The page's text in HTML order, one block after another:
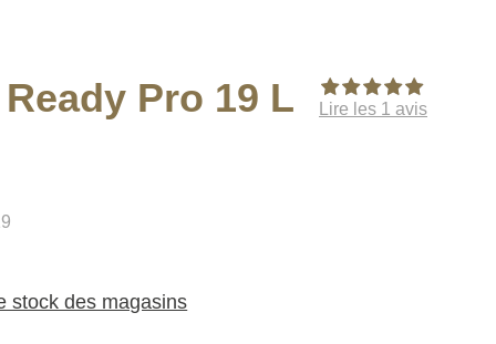
Pro 19 L Lire les 1 avis
stock des magasins